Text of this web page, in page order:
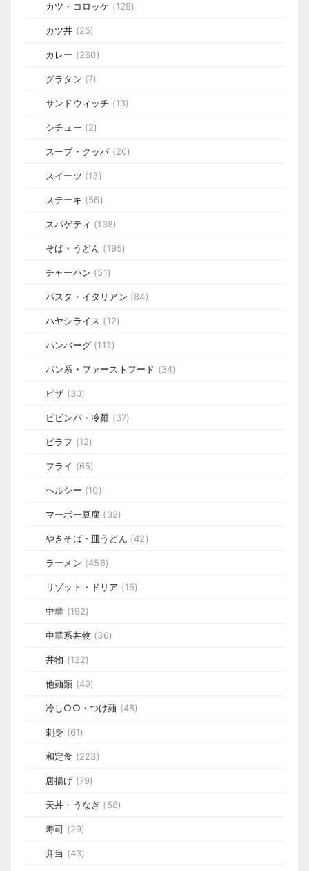
カツ・コロッケ (128)
カツ丼 (25)
カレー (260)
グラタン (7)
サンドウィッチ (13)
シチュー (2)
スープ・クッパ (20)
スイーツ (13)
ステーキ (56)
スパゲティ (138)
そば・うどん (195)
チャーハン (51)
パスタ・イタリアン (84)
ハヤシライス (12)
ハンバーグ (112)
パン系・ファーストフード (34)
ピザ (30)
ビビンバ・冷麺 (37)
ピラフ (12)
フライ (65)
ヘルシー (10)
マーボー豆腐 (33)
やきそば・皿うどん (42)
ラーメン (458)
リゾット・ドリア (15)
中華 (192)
中華系丼物 (36)
丼物 (122)
他麺類 (49)
冷し○○・つけ麺 (48)
刺身 (61)
和定食 (223)
唐揚げ (79)
天丼・うなぎ (58)
寿司 (29)
弁当 (43)